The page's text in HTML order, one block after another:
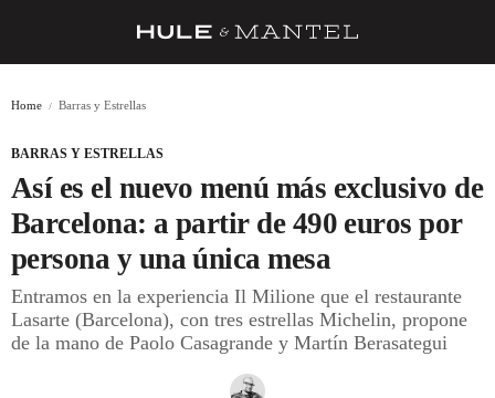
BARRAS Y ESTRELLAS
DÓNDE COMER
ÍDOLOS DE MESAS
CUADERNO DE VIAJE
Home Barras y Estrellas
BARRAS Y ESTRELLAS
Así es el nuevo menú más exclusivo de
Barcelona: a partir de 490 euros por
persona y una única mesa
Entramos en la experiencia Il Milione que el restaurante
Lasarte (Barcelona), con tres estrellas Michelin, propone
de la mano de Paolo Casagrande y Martín Berasategui